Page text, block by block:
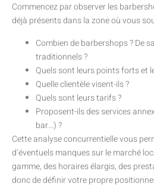
Commencez par observer les
déjà présents dans la zone où vous
Combien de barbershops ? De
traditionnels ?
Quels sont leurs points forts et
Quelle clientèle visent-ils ?
Quels sont leurs tarifs ?
Proposent-ils des services
bar…) ?
Cette analyse concurrentielle vous
d’éventuels manques sur le marché
gamme, des horaires élargis, des
donc de définir votre propre